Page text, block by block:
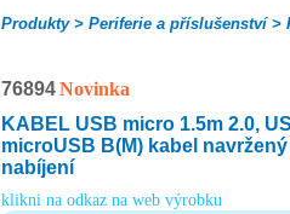
Periferie a příslušenství >
Produkty >
76894Novinka
KABEL USB micro 1.5m 2.0,
microUSB B(M) kabel
nabíjení
klikni na odkaz na web výrobku